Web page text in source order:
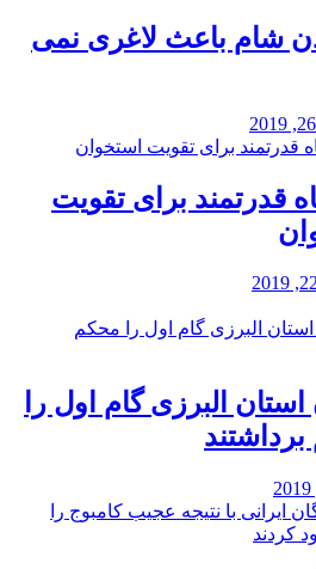
شام باعث لاغری نمی
قدرتمند برای تقویت
استان البرزی گام اول را